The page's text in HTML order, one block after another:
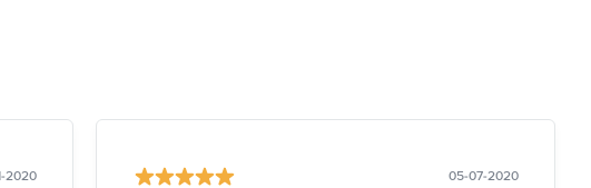
2020 05-07-2020